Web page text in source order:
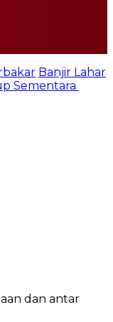
Banjir Lahar
Sementara
dan antar